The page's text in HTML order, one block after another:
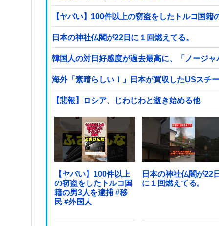
日本の神社仏閣が22日に１回燃えてる。
韓国人の対日好感度が過去最高に、「ノージ
海外「素晴らしい！」日本が買収したUSスチ
【悲報】ロシア、じわじわと逝き始める他
【ヤバい】100件以上
の窃盗をしたトルコ国
籍の男3人を逮捕 #移
民 #外国人
日本の神社仏閣が22
に１回燃えてる。